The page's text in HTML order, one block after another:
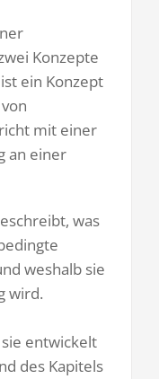
Konzepte
ist ein Konzept
mit einer
an einer
was
weshalb sie
wird.
entwickelt
des Kapitels